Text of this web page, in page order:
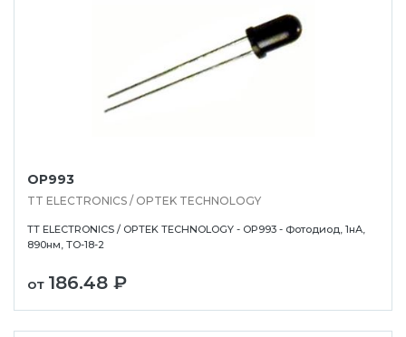
OP993
TT ELECTRONICS / OPTEK TECHNOLOGY
TT ELECTRONICS / OPTEK TECHNOLOGY - OP993 - Фотодиод, 1нА,
890нм, TO-18-2
от 186.48 ₽